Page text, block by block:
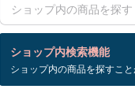
ショップ内検索機能
ショップ内の商品を探すこと
検索結果：2,042 件
ナチュラル